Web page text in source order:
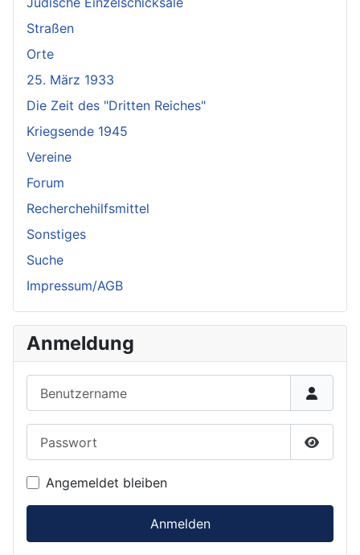
Straßen
Orte
25. März 1933
Die Zeit des "Dritten Reiches"
Kriegsende 1945
Vereine
Forum
Recherchehilfsmittel
Sonstiges
Suche
Impressum/AGB
Anmeldung
Angemeldet bleiben
Anmelden